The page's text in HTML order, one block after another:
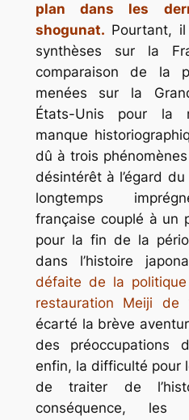
plan dans les
shogunat. Pourtant, il
synthèses sur la
comparaison de la
menées sur la
États-Unis pour la
manque
dû à trois
désintérêt à l’égard
longtemps
française couplé à un
pour la fin de la
dans l’histoire
défaite de la
restauration Meiji de
écarté la brève
des préoccupations
enfin, la difficulté pour
de traiter de
conséquence,